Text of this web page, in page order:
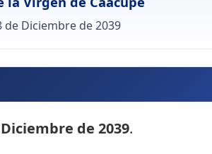
de Diciembre de 2039
de 2039.